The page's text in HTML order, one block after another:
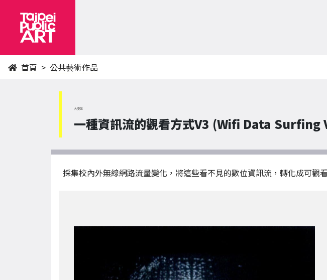
首頁 公共藝術作品
大安區
一種資訊流的觀看方式V3 (Wifi Data
採集校內外無線網路流量變化，將這些看不見的數位資訊流，轉化成可觀